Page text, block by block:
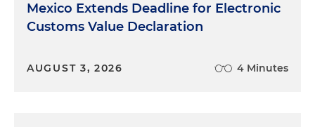
Mexico Extends Deadline for Electronic
Customs Value Declaration
AUGUST 3, 2026 4 Minutes